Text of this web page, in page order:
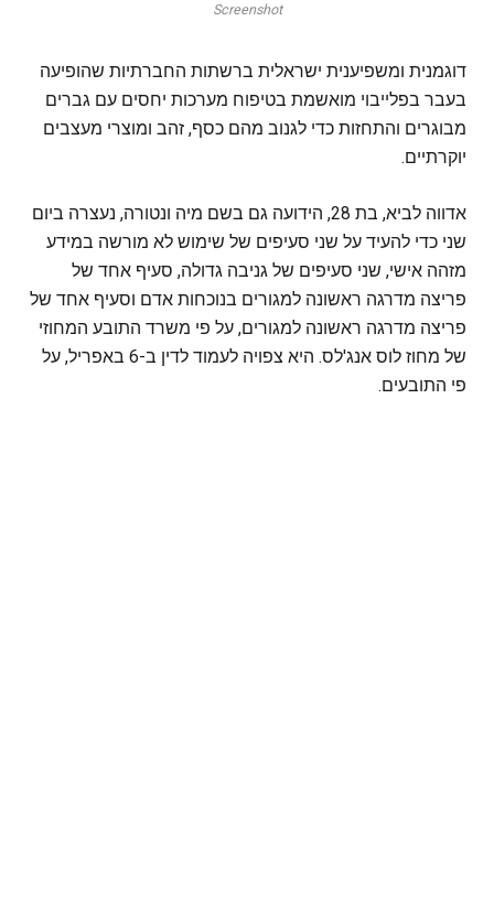
Screenshot
דוגמנית ומשפיענית ישראלית ברשתות החברתיות שהופיעה
בעבר בפלייבוי מואשמת בטיפוח מערכות יחסים עם גברים
מבוגרים והתחזות כדי לגנוב מהם כסף, זהב ומוצרי מעצבים
יוקרתיים.
אדווה לביא, בת 28, הידועה גם בשם מיה ונטורה, נעצרה ביום
שני כדי להעיד על שני סעיפים של שימוש לא מורשה במידע
מזהה אישי, שני סעיפים של גניבה גדולה, סעיף אחד של
פריצה מדרגה ראשונה למגורים בנוכחות אדם וסעיף אחד של
פריצה מדרגה ראשונה למגורים, על פי משרד התובע המחוזי
של מחוז לוס אנג'לס. היא צפויה לעמוד לדין ב-6 באפריל, על
פי התובעים.